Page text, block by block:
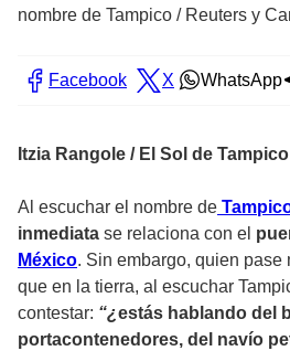
nombre de Tampico / Reuters y
Facebook X WhatsApp
Itzia Rangole / El Sol de Tampico
Al escuchar el nombre de
inmediata se relaciona con el
México. Sin embargo, quien pase
que en la tierra, al escuchar
contestar: “¿estás hablando del
portacontenedores, del navío